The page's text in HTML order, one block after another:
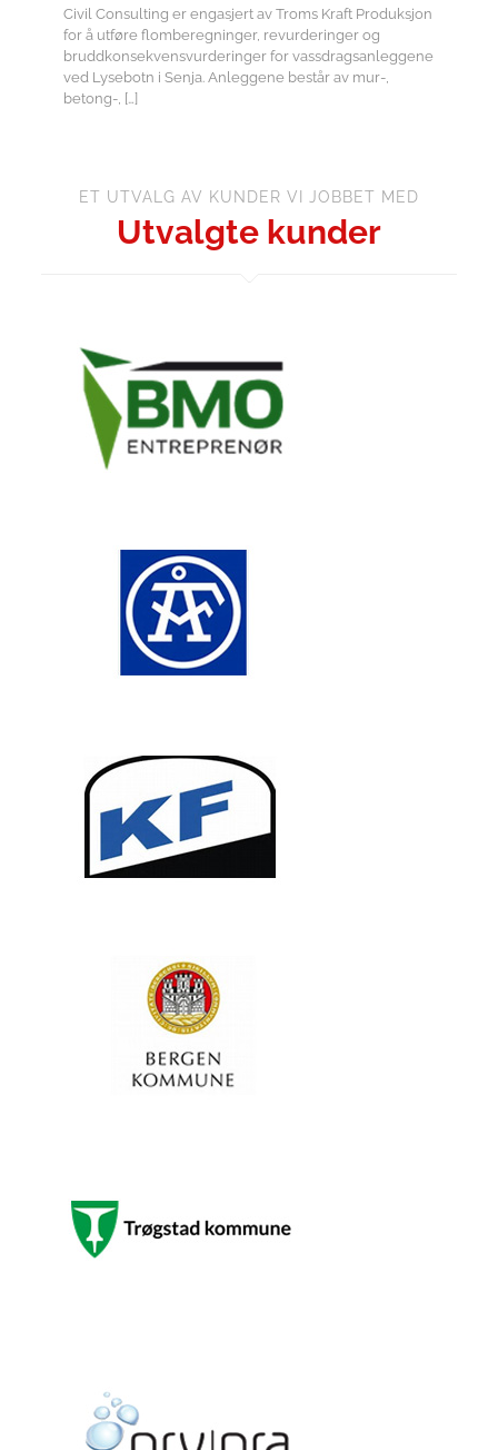
Civil Consulting er engasjert av Troms Kraft Produksjon
for å utføre flomberegninger, revurderinger og
bruddkonsekvensvurderinger for vassdragsanleggene
ved Lysebotn i Senja. Anleggene består av mur-,
betong-, […]
ET UTVALG AV KUNDER VI JOBBET MED
Utvalgte kunder